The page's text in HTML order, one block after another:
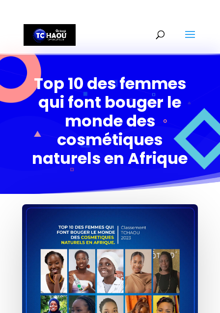
Top 10 des femmes
qui font bouger le
monde des
cosmétiques
naturels en Afrique